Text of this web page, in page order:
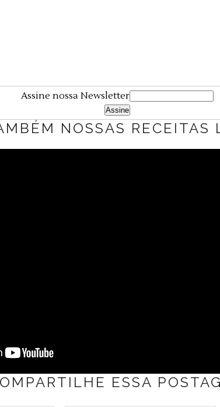
Assine nossa Newsletter
NOSSAS RECEITAS
ESSA